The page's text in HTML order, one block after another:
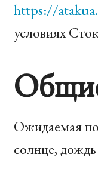
https://
условиях
Ожидаемая
солнце,